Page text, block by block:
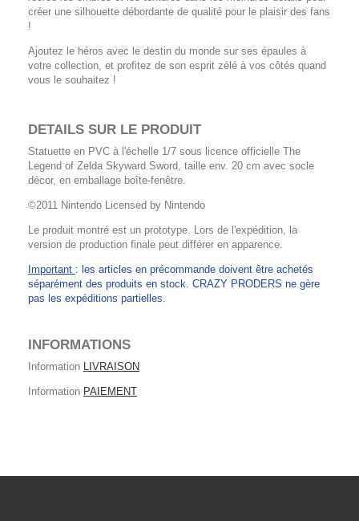
créer une silhouette débordante de qualité pour le plaisir des fans
!
Ajoutez le héros avec le destin du monde sur ses épaules à
votre collection, et profitez de son esprit zélé à vos côtés quand
vous le souhaitez !
DETAILS SUR LE PRODUIT
Statuette en PVC à l'échelle 1/7 sous licence officielle The
Legend of Zelda Skyward Sword, taille env. 20 cm avec socle
décor, en emballage boîte-fenêtre.
©2011 Nintendo Licensed by Nintendo
Le produit montré est un prototype. Lors de l'expédition, la
version de production finale peut différer en apparence.
Important : les articles en précommande doivent être achetés
séparément des produits en stock. CRAZY PRODERS ne gère
pas les expéditions partielles.
INFORMATIONS
Information LIVRAISON
Information PAIEMENT